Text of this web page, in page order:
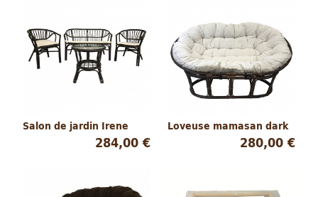
Salon de jardin Irene
284,00 €
Loveuse mamasan dark
280,00 €